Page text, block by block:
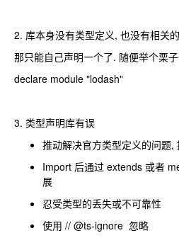
2. 库本身没有类型定义, 也没有相关
那只能自己声明一个了. 随便举个栗
declare module "lodash"
3. 类型声明库有误
推动解决官方类型定义的问题,
Import 后通过 extends 或者
展
忍受类型的丢失或不可靠性
使用 // @ts-ignore 忽略